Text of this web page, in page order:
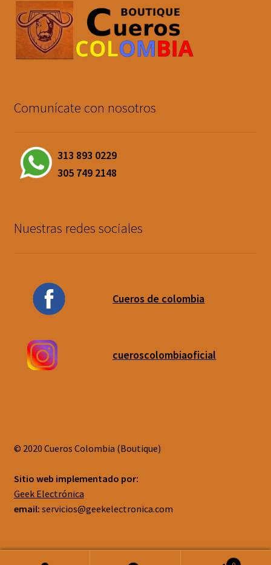
Comunícate con nosotros
313 893 0229
305 749 2148
Nuestras redes sociales
Cueros de colombia
cueroscolombiaoficial
© 2020 Cueros Colombia (Boutique)
Sitio web implementado por:
Geek Electrónica
email: servicios@geekelectronica.com